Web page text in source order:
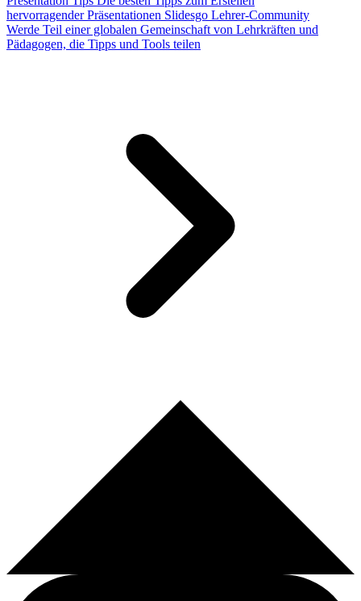
hervorragender Präsentationen Slidesgo Lehrer-Community
Werde Teil einer globalen Gemeinschaft von Lehrkräften und
Pädagogen, die Tipps und Tools teilen